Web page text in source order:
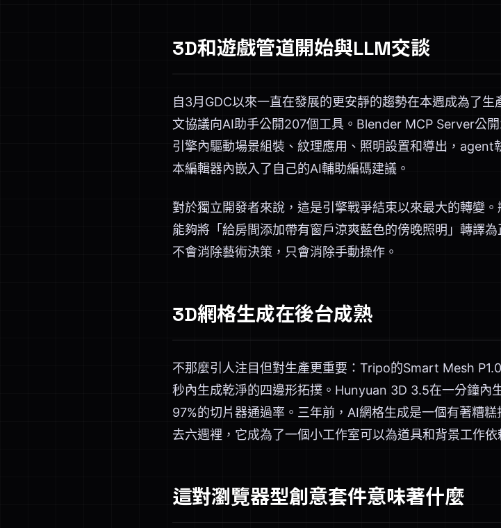
3D和遊戲管道開始與LLM交談
自3月GDC以來一直在發展的更安靜的趨勢在本週成為了
文協議向AI助手公開207個工具。Blender MCP Server公
引擎內驅動場景組裝、紋理應用、照明設置和導出，
本編輯器內嵌入了自己的AI輔助編碼建議。
對於獨立開發者來說，這是引擎戰爭結束以來最大的轉變
能夠將「給房間添加帶有窗戶涼爽藍色的傍晚照明」轉譯
不會消除藝術決策，只會消除手動操作。
3D網格生成在後台成熟
不那麼引人注目但對生產更重要：Tripo的Smart Mesh
秒內生成乾淨的四邊形拓撲。Hunyuan 3D 3.5在一分鐘內
97%的切片器通過率。三年前，AI網格生成是一個有著糟
去六週裡，它成為了一個小工作室可以為道具和背景工作依
這對瀏覽器型創意套件意味著什麼